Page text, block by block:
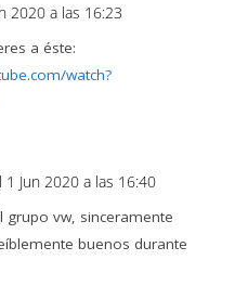
2020 a las 16:23
a éste:
watch?
1 Jun 2020 a las 16:40
grupo vw, sinceramente
buenos durante